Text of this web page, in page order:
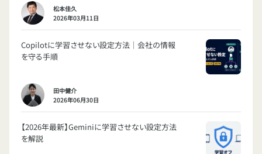
松本佳久
2026年03月11日
Copilotに学習させない設定方法｜会社の情報
を守る手順
田中健介
2026年06月30日
【2026年最新】Geminiに学習させない設定方法
を解説